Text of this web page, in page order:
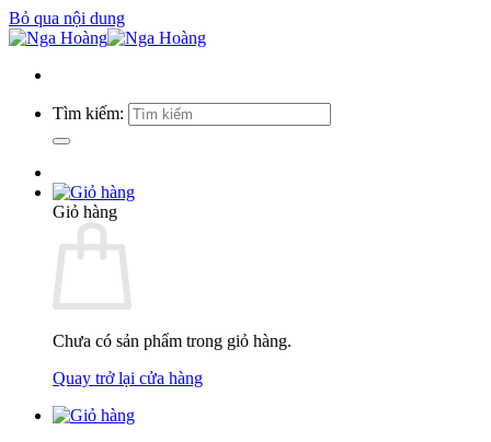
Bỏ qua nội dung
Tìm kiếm:
Giỏ hàng
Chưa có sản phẩm trong giỏ hàng.
Quay trở lại cửa hàng